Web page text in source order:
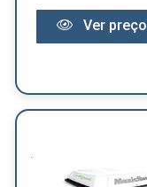
Ver preço